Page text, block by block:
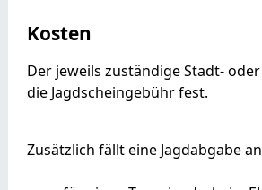
Kosten
Der jeweils zuständige Stadt-
die Jagdscheingebühr fest.
Zusätzlich fällt eine Jagdabgabe